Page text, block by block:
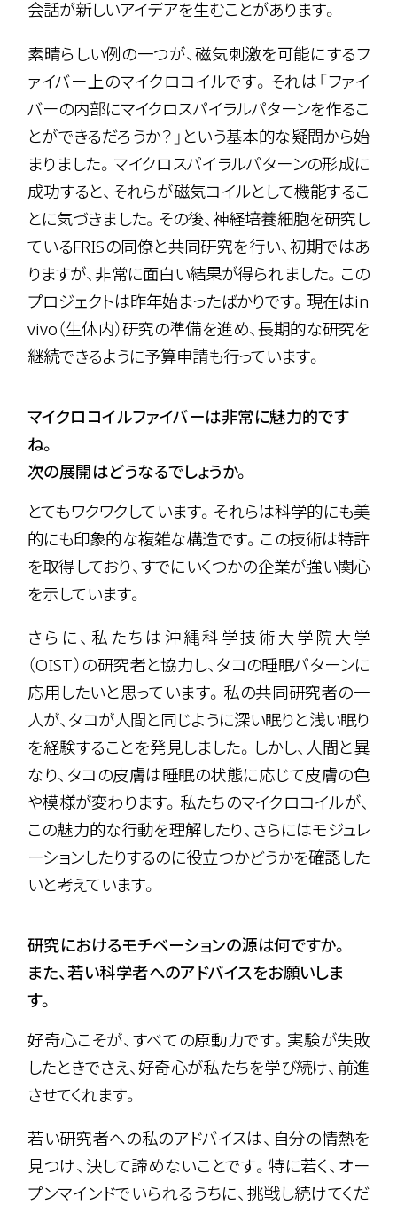
会話が新しいアイデアを生むことがあります。
素晴らしい例の一つが、磁気刺激を可能にするフ
ァイバー上のマイクロコイルです。それは「ファイ
バーの内部にマイクロスパイラルパターンを作るこ
とができるだろうか？」という基本的な疑問から始
まりました。マイクロスパイラルパターンの形成に
成功すると、それらが磁気コイルとして機能するこ
とに気づきました。その後、神経培養細胞を研究し
ているFRISの同僚と共同研究を行い、初期ではあ
りますが、非常に面白い結果が得られました。この
プロジェクトは昨年始まったばかりです。現在はin
vivo（生体内）研究の準備を進め、長期的な研究を
継続できるように予算申請も行っています。
マイクロコイルファイバーは非常に魅力的です
ね。
次の展開はどうなるでしょうか。
とてもワクワクしています。それらは科学的にも美
的にも印象的な複雑な構造です。この技術は特許
を取得しており、すでにいくつかの企業が強い関心
を示しています。
さらに、私たちは沖縄科学技術大学院大学
（OIST）の研究者と協力し、タコの睡眠パターンに
応用したいと思っています。私の共同研究者の一
人が、タコが人間と同じように深い眠りと浅い眠り
を経験することを発見しました。しかし、人間と異
なり、タコの皮膚は睡眠の状態に応じて皮膚の色
や模様が変わります。私たちのマイクロコイルが、
この魅力的な行動を理解したり、さらにはモジュレ
ーションしたりするのに役立つかどうかを確認した
いと考えています。
研究におけるモチベーションの源は何ですか。
また、若い科学者へのアドバイスをお願いしま
す。
好奇心こそが、すべての原動力です。実験が失敗
したときでさえ、好奇心が私たちを学び続け、前進
させてくれます。
若い研究者への私のアドバイスは、自分の情熱を
見つけ、決して諦めないことです。特に若く、オー
プンマインドでいられるうちに、挑戦し続けてくだ